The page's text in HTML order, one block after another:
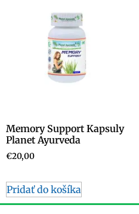
Memory Support Kapsuly
Planet Ayurveda
€20,00
Pridať do košíka